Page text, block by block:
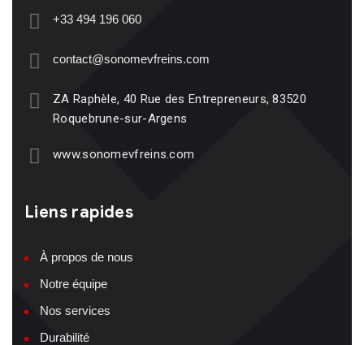
+33 494 196 060
contact@sonomevfreins.com
ZA Raphèle, 40 Rue des Entrepreneurs, 83520
Roquebrune-sur-Argens
www.sonomevfreins.com
Liens rapides
À propos de nous
Notre équipe
Nos services
Durabilité